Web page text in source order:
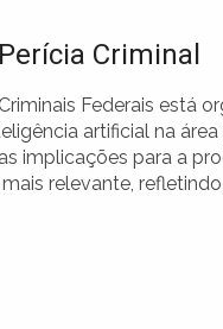
Criminal
Federais está
artificial na
implicações para a
relevante,